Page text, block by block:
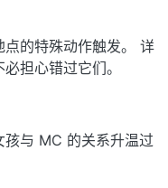
的特殊动作触发。 详
担心错过它们。
与 MC 的关系升温过